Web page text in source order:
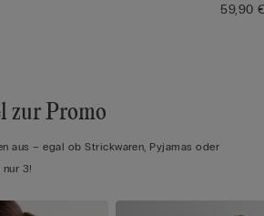
59,90
zur Promo
aus – egal ob Strickwaren, Pyjamas oder
nur 3!